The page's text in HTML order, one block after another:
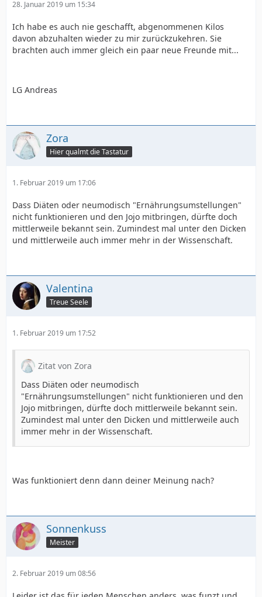
28. Januar 2019 um 15:34
Ich habe es auch nie geschafft, abgenommenen Kilos
davon abzuhalten wieder zu mir zurückzukehren. Sie
brachten auch immer gleich ein paar neue Freunde mit...
LG Andreas
Zora
Hier qualmt die Tastatur
1. Februar 2019 um 17:06
Dass Diäten oder neumodisch "Ernährungsumstellungen"
nicht funktionieren und den Jojo mitbringen, dürfte doch
mittlerweile bekannt sein. Zumindest mal unter den Dicken
und mittlerweile auch immer mehr in der Wissenschaft.
Valentina
Treue Seele
1. Februar 2019 um 17:52
Zitat von Zora
Dass Diäten oder neumodisch
"Ernährungsumstellungen" nicht funktionieren und den
Jojo mitbringen, dürfte doch mittlerweile bekannt sein.
Zumindest mal unter den Dicken und mittlerweile auch
immer mehr in der Wissenschaft.
Was funktioniert denn dann deiner Meinung nach?
Sonnenkuss
Meister
2. Februar 2019 um 08:56